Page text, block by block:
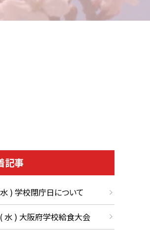
記事
) 学校閉庁日について
水 ) 大阪府学校給食大会